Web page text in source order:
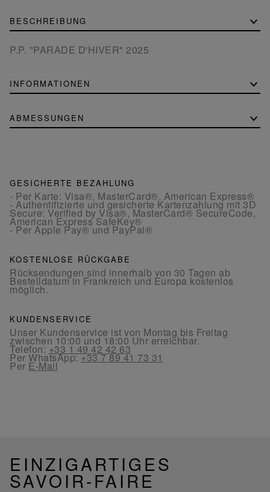
BESCHREIBUNG
P.P. "PARADE D'HIVER" 2025
INFORMATIONEN
ABMESSUNGEN
GESICHERTE BEZAHLUNG
- Per Karte: Visa®, MasterCard®, American Express®
- Authentifizierte und gesicherte Kartenzahlung mit 3D
Secure: Verified by Visa®, MasterCard® SecureCode,
American Express SafeKey®
- Per Apple Pay® und PayPal®
KOSTENLOSE RÜCKGABE
Rücksendungen sind innerhalb von 30 Tagen ab
Bestelldatum in Frankreich und Europa kostenlos
möglich.
KUNDENSERVICE
Unser Kundenservice ist von Montag bis Freitag
zwischen 10:00 und 18:00 Uhr erreichbar.
Telefon:+33 1 49 42 42 63
Per WhatsApp:+33 7 89 41 73 31
Per E-Mail
EINZIGARTIGES
SAVOIR-FAIRE